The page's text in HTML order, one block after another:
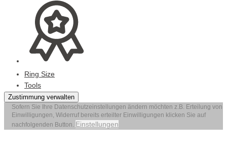
Ring Size
Tools
Zustimmung verwalten
Sofern Sie Ihre Datenschutzeinstellungen ändern möchten z.B. Erteilung von
Einwilligungen, Widerruf bereits erteilter Einwilligungen klicken Sie auf
nachfolgenden Button. Einstellungen